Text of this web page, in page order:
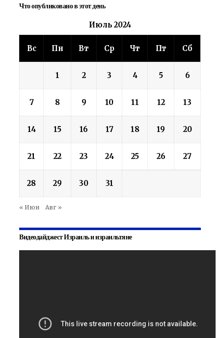
Что опубликовано в этот день
Июль 2024
Вс Пн Вт Ср Чт Пт Сб
1 2 3 4 5 6
7 8 9 10 11 12 13
14 15 16 17 18 19 20
21 22 23 24 25 26 27
28 29 30 31
« Июн Авг »
Видеодайджест Израиль и израильтяне